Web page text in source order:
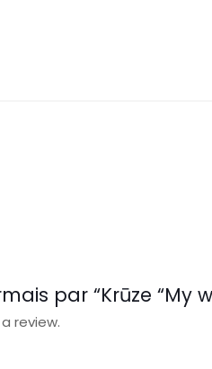
par “Krūze “My
review.